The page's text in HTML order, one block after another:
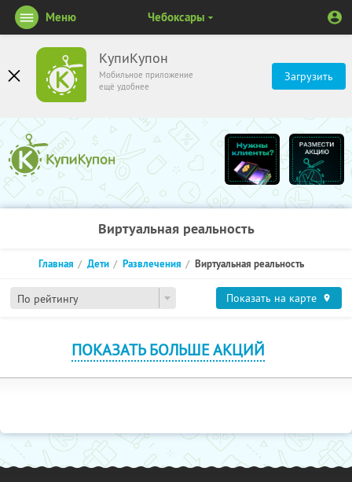
КупиКупон
Мобильное приложение
ещё удобнее
Загрузить
Меню Чебоксары
Виртуальная реальность
По рейтингу
Главная Дети Развлечения Виртуальная реальность
Показать на карте
ПОКАЗАТЬ БОЛЬШЕ АКЦИЙ